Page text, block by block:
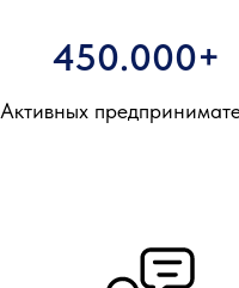
450.000+
Активных